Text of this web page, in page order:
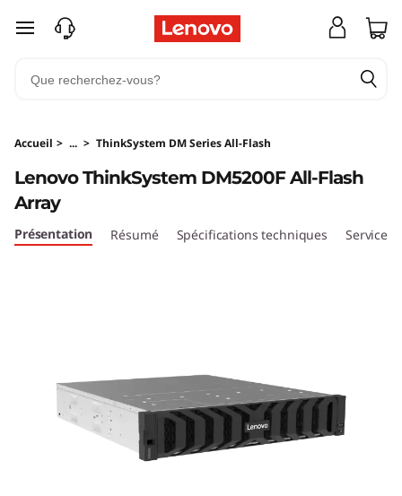
U
é
T
h
passer au contenu principal
Accueil > ... > ThinkSystem DM Series All-Flash
Lenovo ThinkSystem DM5200F All-Flash
Array
Présentation Résumé Spécifications techniques Services